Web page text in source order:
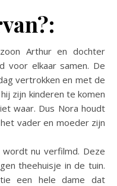
Arthur en dochter
voor elkaar samen. De
vertrokken en met de
zijn kinderen te komen
waar. Dus Nora houdt
vader en moeder zijn
nu verfilmd. Deze
theehuisje in de tuin.
een hele dame dat